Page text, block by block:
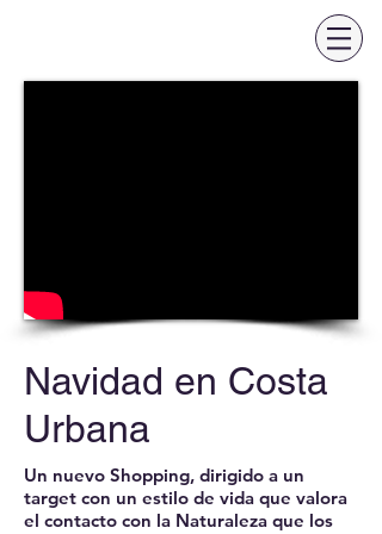
Navidad en Costa
Urbana
Un nuevo Shopping, dirigido a un
target con un estilo de vida que valora
el contacto con la Naturaleza que los